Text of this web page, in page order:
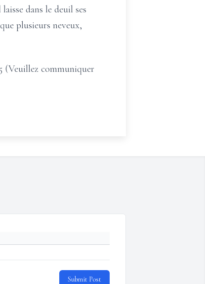
dans le deuil ses
plusieurs neveux,
(Veuillez communiquer
Submit Post